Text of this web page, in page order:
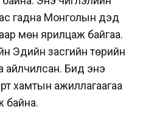
гадна Монголын дэд
мөн ярилцаж байгаа.
Эдийн засгийн төрийн
айлчилсан. Бид энэ
хамтын ажиллагаагаа
байна.